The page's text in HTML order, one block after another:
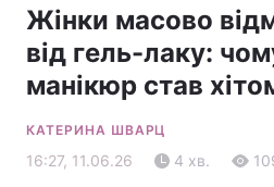
Жінки масово
від гель-лаку:
манікюр став
КАТЕРИНА ШВАРЦ
16:27, 11.06.26 4 хв.